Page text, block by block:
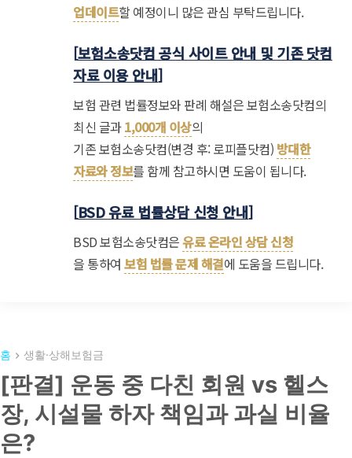
업데이트할 예정이니 많은 관심 부탁드립니다.
[보험소송닷컴 공식 사이트 안내 및 기존 닷컴
자료 이용 안내]
보험 관련 법률정보와 판례 해설은 보험소송닷컴의
최신 글과1,000개 이상의
기존 보험소송닷컴(변경 후: 로피플닷컴) 방대한
자료와 정보를 함께 참고하시면 도움이 됩니다.
[BSD 유료 법률상담 신청 안내]
BSD 보험소송닷컴은유료 온라인 상담 신청
을 통하여보험 법률 문제 해결에 도움을 드립니다.
홈 생활·상해보험금
[판결] 운동 중 다친 회원 vs 헬스
장, 시설물 하자 책임과 과실 비율
은?